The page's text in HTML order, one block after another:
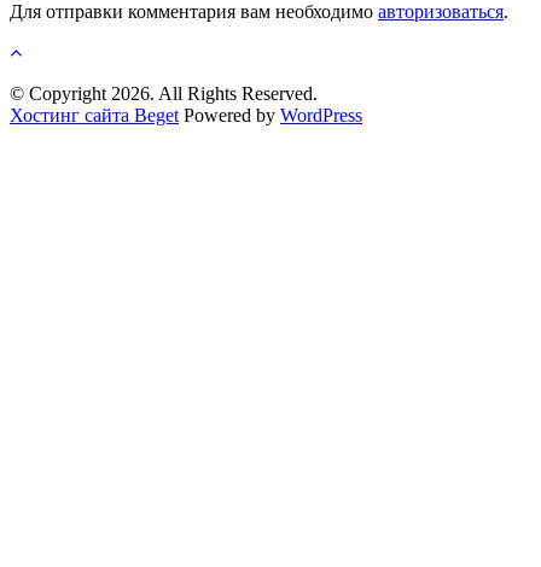
Для отправки комментария вам необходимо авторизоваться.
© Copyright 2026. All Rights Reserved.
Хостинг сайта Beget Powered by WordPress